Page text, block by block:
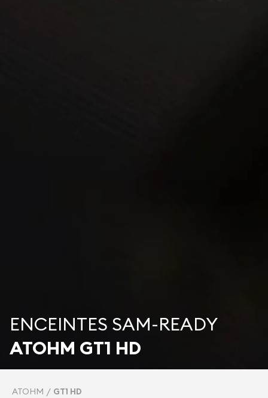
ENCEINTES SAM-READY
ATOHM GT1 HD
ATOHM GT1 HD